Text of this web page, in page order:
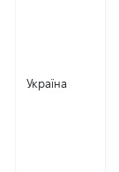
Україна